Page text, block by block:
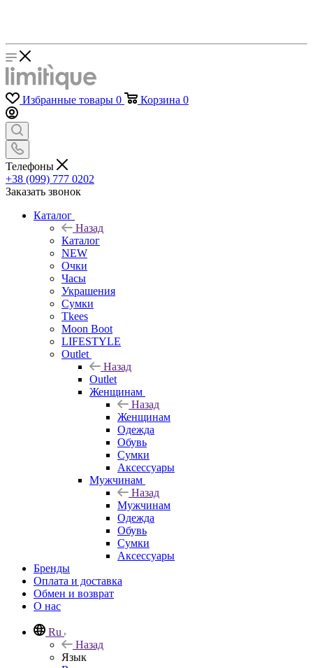
Избранные товары 0 Корзина 0
Телефоны
+38 (099) 777 0202
Заказать звонок
Каталог
Назад
Каталог
NEW
Очки
Часы
Украшения
Сумки
Tkees
Moon Boot
LIFESTYLE
Outlet
Назад
Outlet
Женщинам
Назад
Женщинам
Одежда
Обувь
Сумки
Аксессуары
Мужчинам
Назад
Мужчинам
Одежда
Обувь
Сумки
Аксессуары
Бренды
Оплата и доставка
Обмен и возврат
О нас
Ru
Назад
Язык